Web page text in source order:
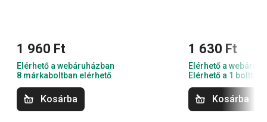
1 960 Ft
Elérhető a webáruházban
8 márkaboltban elérhető
Kosárba
1 630 Ft
Elérhető a
Elérhető a 1 boltban
Kosárba